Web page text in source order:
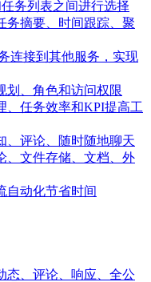
务列表之间进行选择
务摘要、时间跟踪、聚
连接到其他服务，实现
划、角色和访问权限
、任务效率和KPI提高工
、评论、随时随地聊天
、文件存储、文档、外
自动化节省时间
态、评论、响应、全公